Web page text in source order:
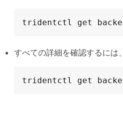
tridentctl get
すべての詳細を確認するには
tridentctl get